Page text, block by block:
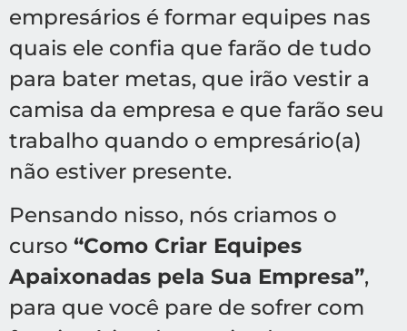
empresários é formar equipes nas
quais ele confia que farão de tudo
para bater metas, que irão vestir a
camisa da empresa e que farão seu
trabalho quando o empresário(a)
não estiver presente.
Pensando nisso, nós criamos o
curso “Como Criar Equipes
Apaixonadas pela Sua Empresa”,
para que você pare de sofrer com